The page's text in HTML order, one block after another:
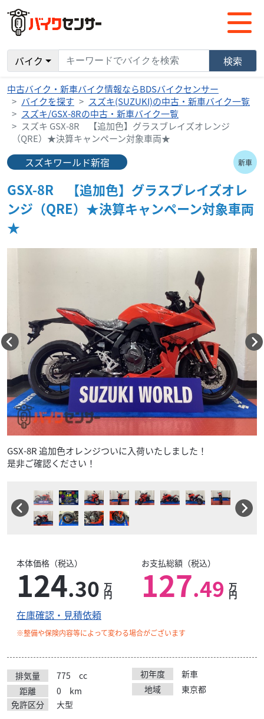
バイク 検索
中古バイク・新車バイク情報ならBDSバイクセンサー
バイクを探す
スズキ(SUZUKI)の中古・新車バイク一覧
スズキ/GSX-8Rの中古・新車バイク一覧
スズキ GSX-8R 【追加色】グラスブレイズオレンジ
（QRE）★決算キャンペーン対象車両★
スズキワールド新宿 新車
GSX-8R 【追加色】グラスブレイズオレ
ンジ（QRE）★決算キャンペーン対象車両
★
GSX-8R 追加色オレンジついに入荷いたしました！
是非ご確認ください！
本体価格（税込）
124.30 万
円
お支払総額（税込）
127.49 万
円
在庫確認・見積依頼
※整備や保険内容等によって変わる場合がございます
排気量 775 cc 初年度
新車
距離
0 km 地域
東京都
免許区分
大型